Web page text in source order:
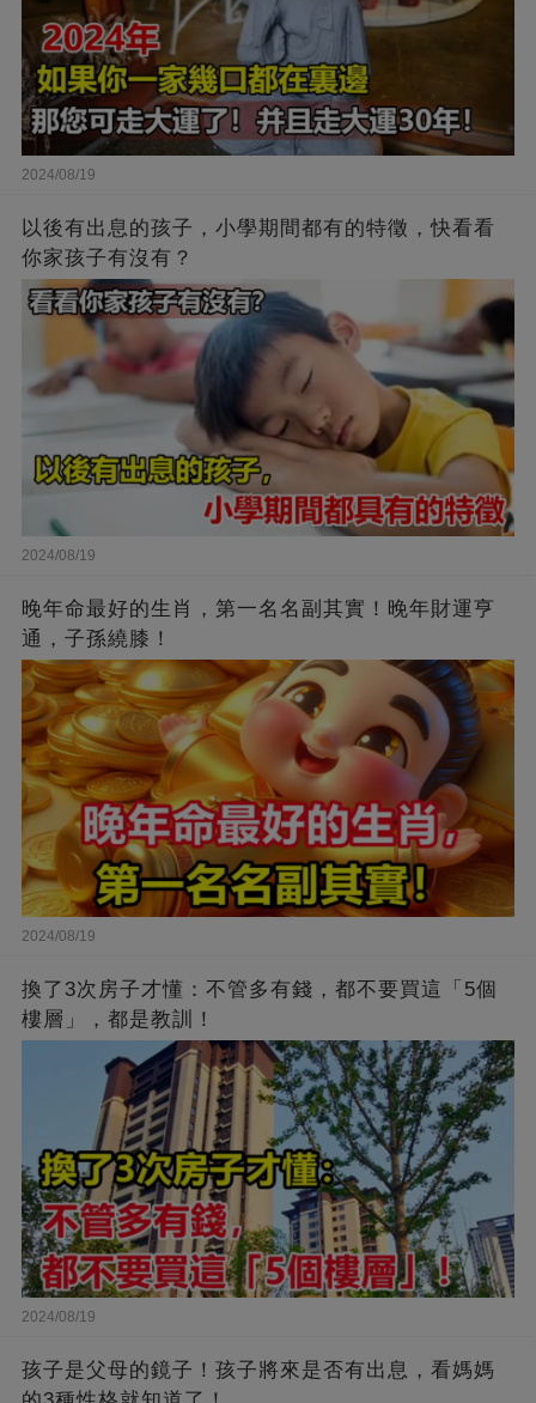
2024/08/19
以後有出息的孩子，小學期間都有的特徵，快看看
你家孩子有沒有？
2024/08/19
晚年命最好的生肖，第一名名副其實！晚年財運亨
通，子孫繞膝！
2024/08/19
換了3次房子才懂：不管多有錢，都不要買這「5個
樓層」，都是教訓！
2024/08/19
孩子是父母的鏡子！孩子將來是否有出息，看媽媽